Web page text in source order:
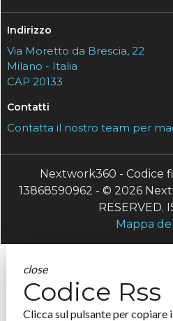
Indirizzo
Via Moretto da Brescia, 22
Milano - Italia
CAP 20133
Contatti
Contatta il nostro team per
Nextwork360 - Codice
13868590962 - © 2026
RESERVED.
Mappa
close
Codice Rss
Clicca sul pulsante per copiare